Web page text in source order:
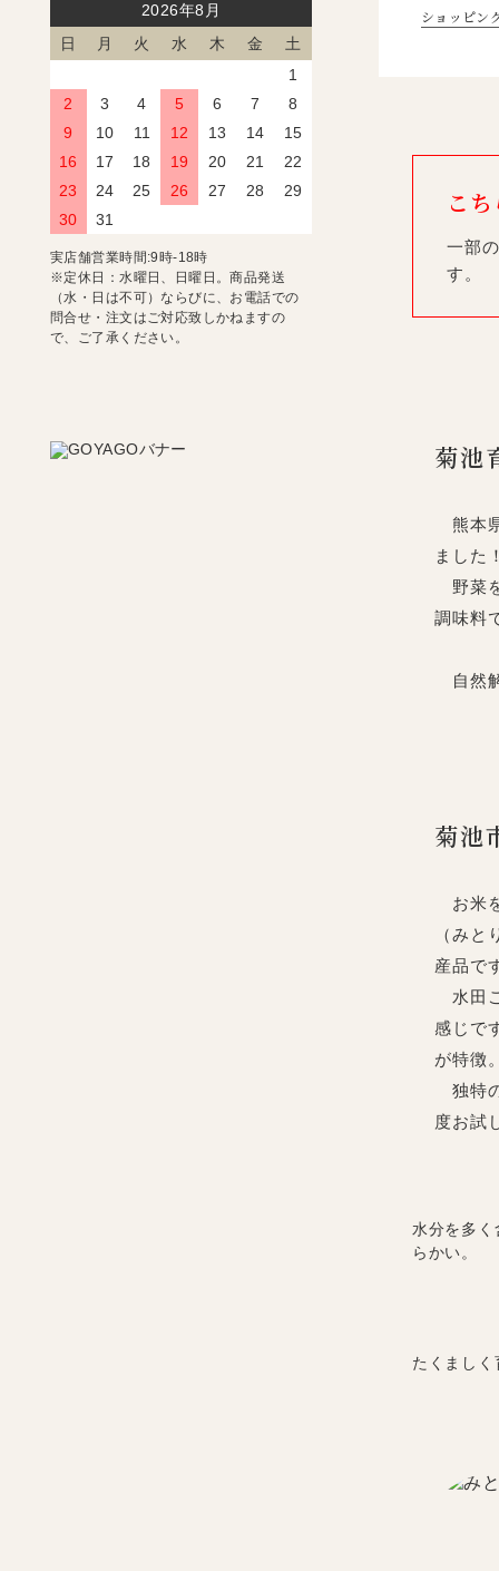
ショッピン
こ
一部
す。
菊池
熊本
ました
野菜
調味料
自然
菊池
お米
（み
産品で
水田
感じで
が特徴
独特
度お試
水分を多く
らかい。
たくましく
2026年8月
日
月 火 水 木 金
土
1
2
3 4 5 6 7
8
9
10 11 12 13 14
15
16
17 18 19 20 21
22
23
24 25 26 27 28
29
30
31
実店舗営業時間:9時-18時
※定休日：水曜日、日曜日。商品発送
（水・日は不可）ならびに、お電話での
問合せ・注文はご対応致しかねますの
で、ご了承ください。